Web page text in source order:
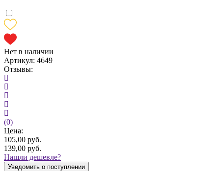
Нет в наличии
Артикул: 4649
Отзывы:
(0)
Цена:
105,00 руб.
139,00 руб.
Нашли дешевле?
Уведомить о поступлении